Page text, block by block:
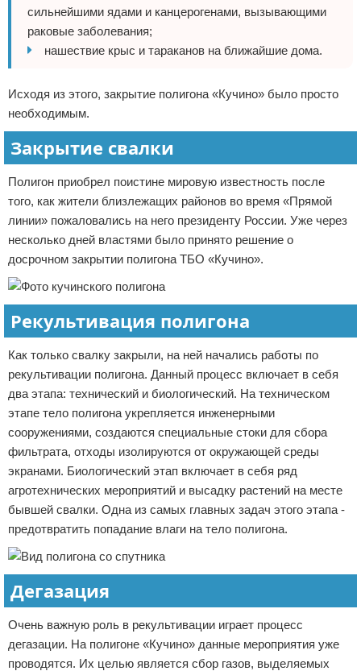
сильнейшими ядами и канцерогенами, вызывающими
раковые заболевания;
нашествие крыс и тараканов на ближайшие дома.
Исходя из этого, закрытие полигона «Кучино» было просто
необходимым.
Закрытие свалки
Полигон приобрел поистине мировую известность после
того, как жители близлежащих районов во время «Прямой
линии» пожаловались на него президенту России. Уже через
несколько дней властями было принято решение о
досрочном закрытии полигона ТБО «Кучино».
Рекультивация полигона
Как только свалку закрыли, на ней начались работы по
рекультивации полигона. Данный процесс включает в себя
два этапа: технический и биологический. На техническом
этапе тело полигона укрепляется инженерными
сооружениями, создаются специальные стоки для сбора
фильтрата, отходы изолируются от окружающей среды
экранами. Биологический этап включает в себя ряд
агротехнических мероприятий и высадку растений на месте
бывшей свалки. Одна из самых главных задач этого этапа -
предотвратить попадание влаги на тело полигона.
Дегазация
Очень важную роль в рекультивации играет процесс
дегазации. На полигоне «Кучино» данные мероприятия уже
проводятся. Их целью является сбор газов, выделяемых